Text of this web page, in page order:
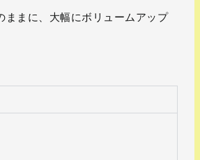
ままに、大幅にボリュームアップ